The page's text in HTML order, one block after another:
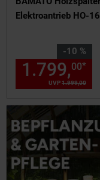
Elektroantrieb HO-
-10 %
Sie Sparen 10
UVP1.999,00
1.799,00*